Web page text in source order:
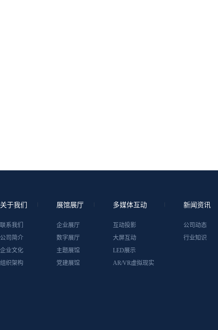
关于我们
联系我们
公司简介
企业文化
组织架构
展馆展厅
企业展厅
数字展厅
主题展馆
党建展馆
多媒体互动
互动投影
大屏互动
LED展示
AR/VR虚拟现实
新闻资讯
公司动态
行业知识